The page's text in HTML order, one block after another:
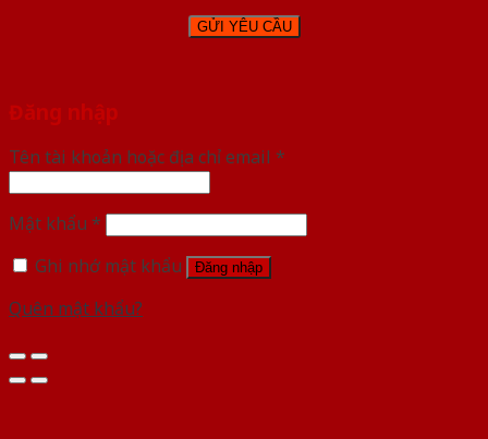
Đăng nhập
Tên tài khoản hoặc địa chỉ email *
Mật khẩu *
Ghi nhớ mật khẩu
Đăng nhập
Quên mật khẩu?